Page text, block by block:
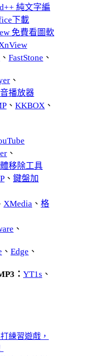
純文字編
下載
免費看圖軟
、 FastStone 、
、
播放器
、 KKBOX 、
、
移除工具
、 鍵盤加
XMedia 、 格
、
、 Edge 、
： YT1s 、
練習遊戲，